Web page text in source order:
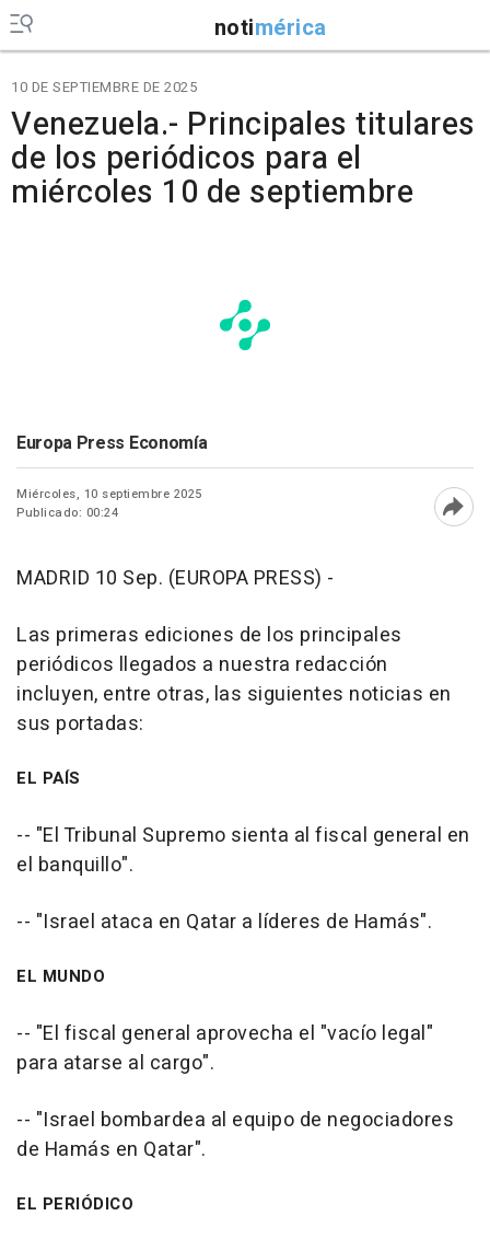
notimérica
10 DE SEPTIEMBRE DE 2025
Venezuela.- Principales titulares
de los periódicos para el
miércoles 10 de septiembre
Europa Press Economía
Miércoles, 10 septiembre 2025
Publicado: 00:24
MADRID 10 Sep. (EUROPA PRESS) -
Las primeras ediciones de los principales
periódicos llegados a nuestra redacción
incluyen, entre otras, las siguientes noticias en
sus portadas:
EL PAÍS
-- "El Tribunal Supremo sienta al fiscal general en
el banquillo".
-- "Israel ataca en Qatar a líderes de Hamás".
EL MUNDO
-- "El fiscal general aprovecha el "vacío legal"
para atarse al cargo".
-- "Israel bombardea al equipo de negociadores
de Hamás en Qatar".
EL PERIÓDICO